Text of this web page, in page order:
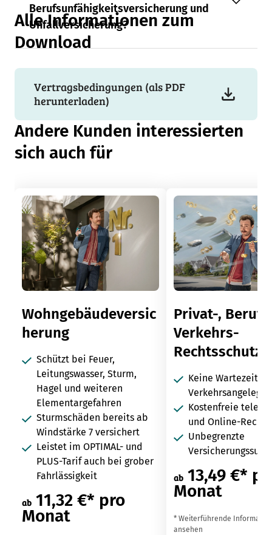
Berufsunfähigkeitsversicherung und
Unfallversicherung?
Alle Informationen zum
Download
Vertragsbedingungen (als PDF
herunterladen)
Andere Kunden interessierten
sich auch für
Wohngebäudeversic
herung
Schützt bei Feuer,
Leitungswasser, Sturm,
Hagel und weiteren
Elementargefahren
Sturmschäden bereits ab
Windstärke 7 versichert
Leistet im OPTIMAL- und
PLUS-Tarif auch bei grober
Fahrlässigkeit
ab 11,32 €* pro
Monat
Privat-,
Verkehrs-
Rechtsschutz
Keine Wartezeit in
Kostenfreie
und Online-
Unbegrenzte
ab 13,49 €*
Monat
* Weiterführende
ansehen